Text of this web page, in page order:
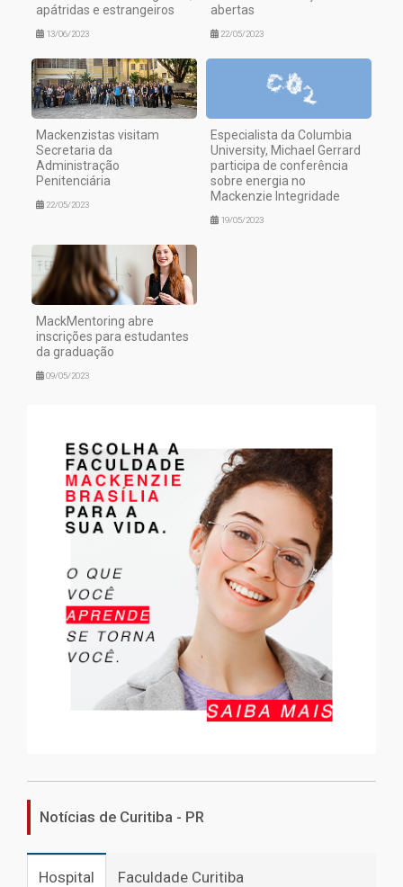
apátridas e estrangeiros
13/06/2023
abertas
22/05/2023
Mackenzistas visitam
Secretaria da
Administração
Penitenciária
22/05/2023
Especialista da Columbia
University, Michael Gerrard
participa de conferência
sobre energia no
Mackenzie Integridade
19/05/2023
MackMentoring abre
inscrições para estudantes
da graduação
09/05/2023
Notícias de Curitiba - PR
Hospital Faculdade Curitiba